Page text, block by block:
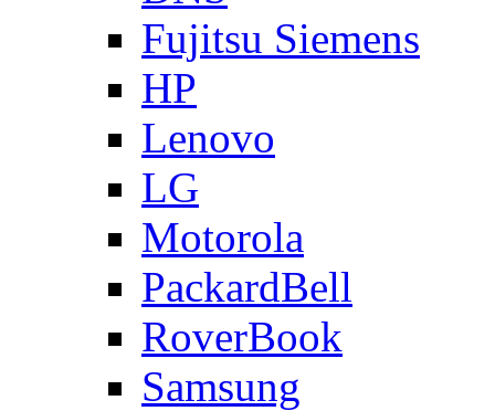
Fujitsu Siemens
HP
Lenovo
LG
Motorola
PackardBell
RoverBook
Samsung